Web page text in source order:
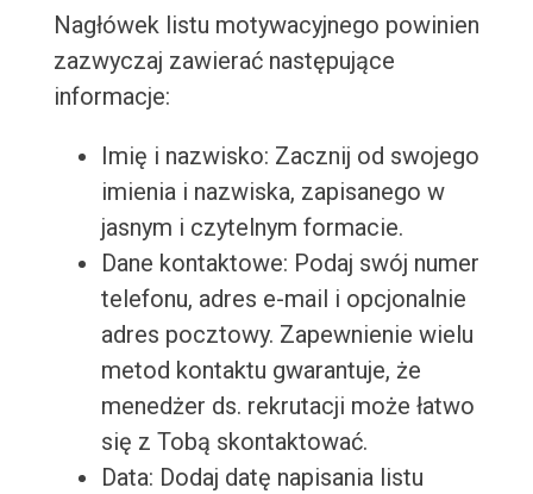
Nagłówek listu motywacyjnego powinien
zazwyczaj zawierać następujące
informacje:
Imię i nazwisko: Zacznij od swojego
imienia i nazwiska, zapisanego w
jasnym i czytelnym formacie.
Dane kontaktowe: Podaj swój numer
telefonu, adres e-mail i opcjonalnie
adres pocztowy. Zapewnienie wielu
metod kontaktu gwarantuje, że
menedżer ds. rekrutacji może łatwo
się z Tobą skontaktować.
Data: Dodaj datę napisania listu